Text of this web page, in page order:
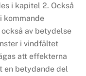
i kapitel 2. Också
kommande
av betydelse
i vindfältet
att effekterna
en betydande del